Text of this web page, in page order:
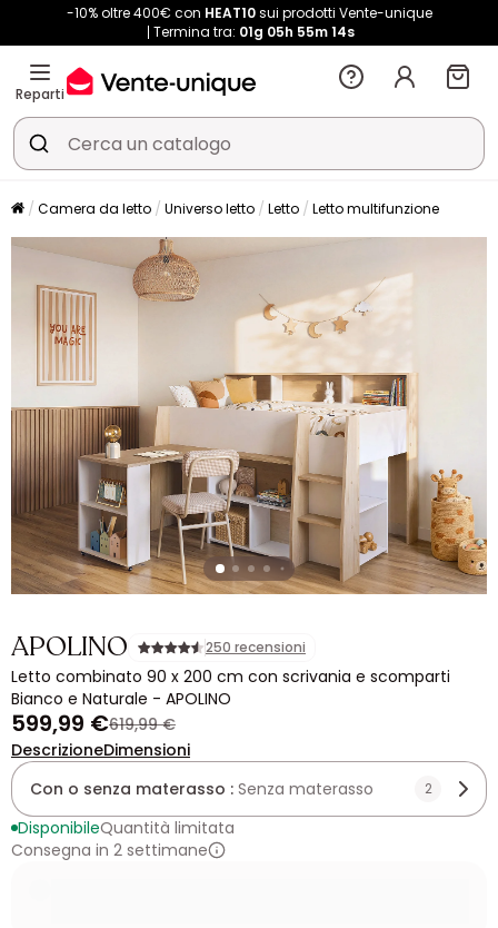
-10% oltre 400€ con HEAT10sui prodotti Vente-unique
Termina tra: 01g 05h 55m 12s
Reparti
Camera da letto Universo letto Letto Letto multifunzione
APOLINO 250 recensioni
Letto combinato 90 x 200 cm con scrivania e scomparti
Bianco e Naturale - APOLINO
599,99 €619,99 €
DescrizioneDimensioni
Con o senza materasso : Senza materasso 2
DisponibileQuantità limitata
Consegna in 2 settimane